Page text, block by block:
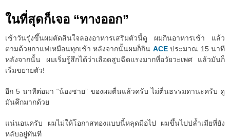
ในที่สุดก็เจอ “ทางออก”
เช้าวันรุ่งขึ้นผมตัดสินใจลองอาหารเสริมตัวนี้ดู ผมกินอาหารเช้า แล้ว
ตามด้วยกาแฟเหมือนทุกเช้า หลังจากนั้นผมก็กิน ACEประมาณ 15 นาที
หลังจากนั้น ผมเริ่มรู้สึกได้ว่าเลือดสูบฉีดแรงมากที่อวัยวะเพศ แล้วมันก็
เริ่มขยายตัว!
อีก 5 นาทีต่อมา “น้องชาย” ของผมตื่นแล้วครับ ไม่ตื่นธรรมดานะครับ ดู
มันคึกมากด้วย
แน่นอนครับ ผมไม่ให้โอกาสทองแบบนี้หลุดมือไป ผมขึ้นไปปล้ำเมียที่ยัง
หลับอยู่ทันที